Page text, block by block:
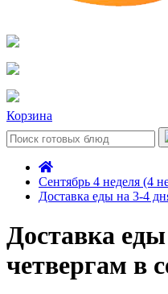
Корзина
Сентябрь 4 неделя (4
Доставка еды на 3-4
Доставка
четвергам в